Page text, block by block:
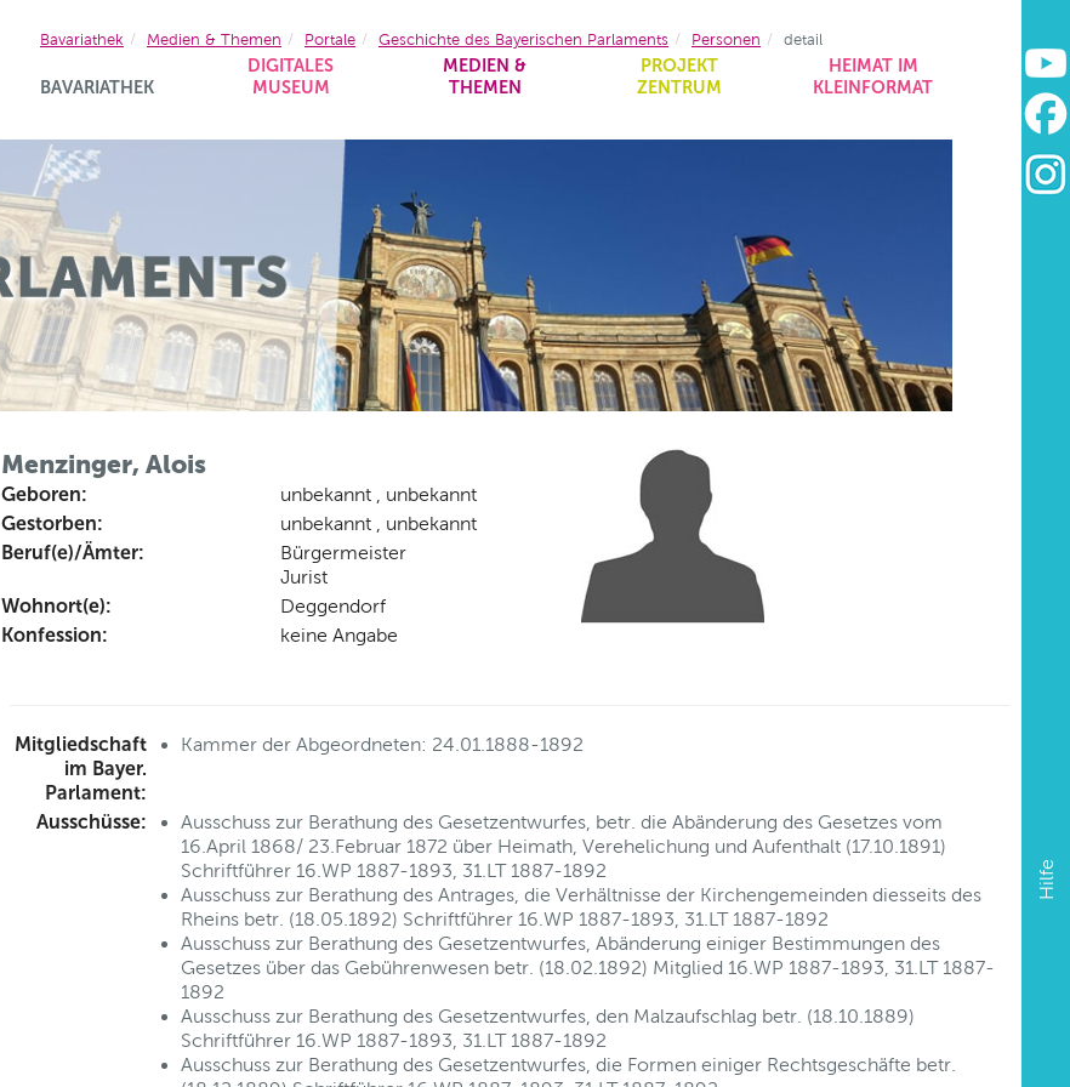
BAVARIATHEK
DIGITALES
MUSEUM
MEDIEN &
THEMEN
PROJEKT
ZENTRUM
HEIMAT IM
KLEINFORMAT
Hilfe
Bavariathek Medien & Themen Portale Geschichte des Bayerischen Parlaments Personen detail
Menzinger, Alois
Geboren: unbekannt , unbekannt
Gestorben: unbekannt , unbekannt
Beruf(e)/Ämter:
Bürgermeister
Jurist
Wohnort(e): Deggendorf
Konfession: keine Angabe
Mitgliedschaft
im Bayer.
Parlament:
Kammer der Abgeordneten: 24.01.1888-1892
Ausschüsse:
Ausschuss zur Berathung des Gesetzentwurfes, betr. die Abänderung des Gesetzes vom
16.April 1868/ 23.Februar 1872 über Heimath, Verehelichung und Aufenthalt (17.10.1891)
Schriftführer 16.WP 1887-1893, 31.LT 1887-1892
Ausschuss zur Berathung des Antrages, die Verhältnisse der Kirchengemeinden diesseits des
Rheins betr. (18.05.1892) Schriftführer 16.WP 1887-1893, 31.LT 1887-1892
Ausschuss zur Berathung des Gesetzentwurfes, Abänderung einiger Bestimmungen des
Gesetzes über das Gebührenwesen betr. (18.02.1892) Mitglied 16.WP 1887-1893, 31.LT 1887-
1892
Ausschuss zur Berathung des Gesetzentwurfes, den Malzaufschlag betr. (18.10.1889)
Schriftführer 16.WP 1887-1893, 31.LT 1887-1892
Ausschuss zur Berathung des Gesetzentwurfes, die Formen einiger Rechtsgeschäfte betr.